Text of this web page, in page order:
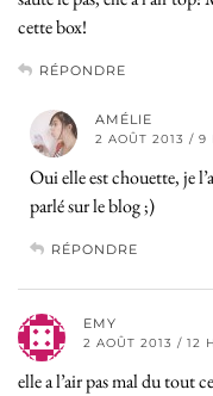
cette box!
RÉPONDRE
AMÉLIE
2 AOÛT 2013 / 9
Oui elle est chouette, je
parlé sur le blog ;)
RÉPONDRE
EMY
2 AOÛT 2013 / 12
elle a l’air pas mal du tout